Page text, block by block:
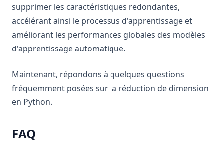
supprimer les caractéristiques redondantes,
accélérant ainsi le processus d'apprentissage et
améliorant les performances globales des modèles
d'apprentissage automatique.
Maintenant, répondons à quelques questions
fréquemment posées sur la réduction de dimension
en Python.
FAQ